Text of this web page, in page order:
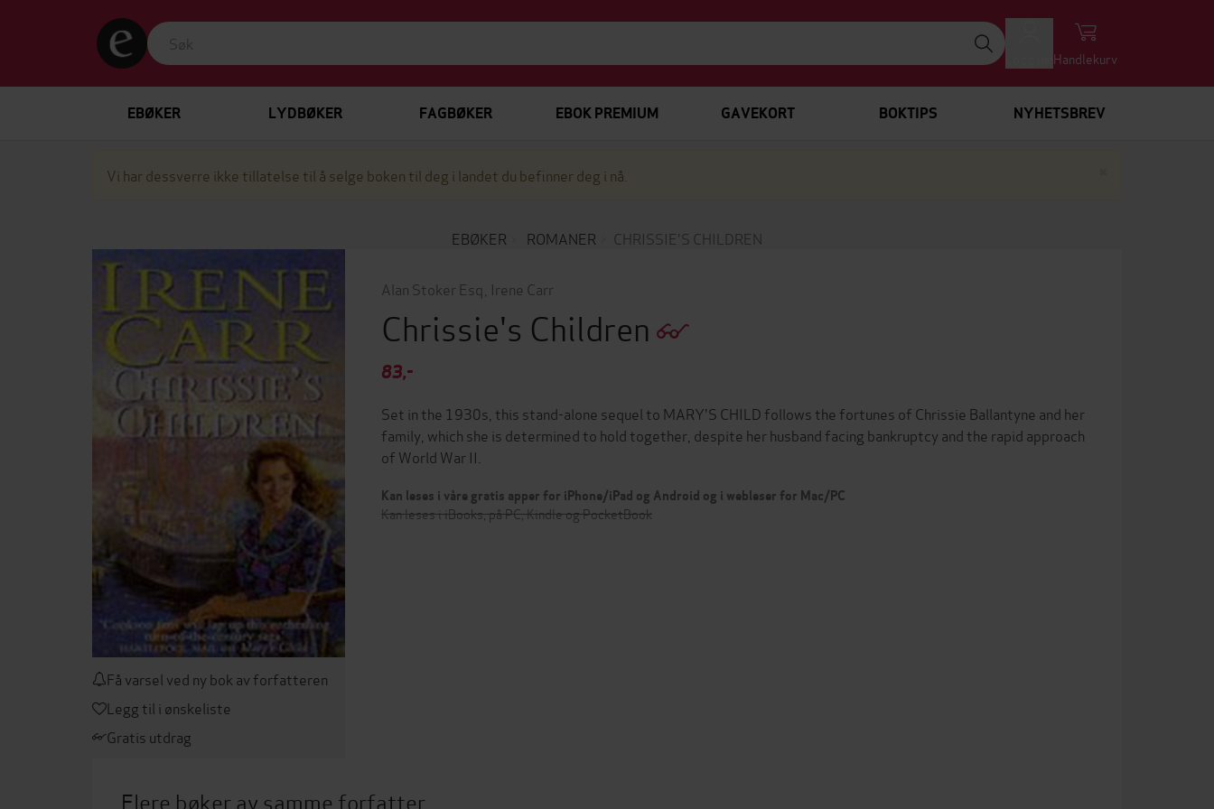
Handlekurv
EBØKER LYDBØKER FAGBØKER EBOK PREMIUM GAVEKORT BOKTIPS NYHETSBREV
Vi har dessverre ikke tillatelse til å selge boken til deg i landet du befinner deg i nå.
EBØKER ROMANER CHRISSIE'S CHILDREN
Få varsel ved ny bok av forfatteren
Legg til i ønskeliste
Gratis utdrag
Alan Stoker Esq Irene Carr
Chrissie's Children
83,-
Set in the 1930s, this stand-alone sequel to MARY'S CHILD follows the fortunes of Chrissie Ballantyne and her
family, which she is determined to hold together, despite her husband facing bankruptcy and the rapid approach
of World War II.
Kan leses i våre gratis apper for iPhone/iPad og Android og i webleser for Mac/PC
Kan leses i iBooks, på PC, Kindle og PocketBook
Flere bøker av samme forfatter